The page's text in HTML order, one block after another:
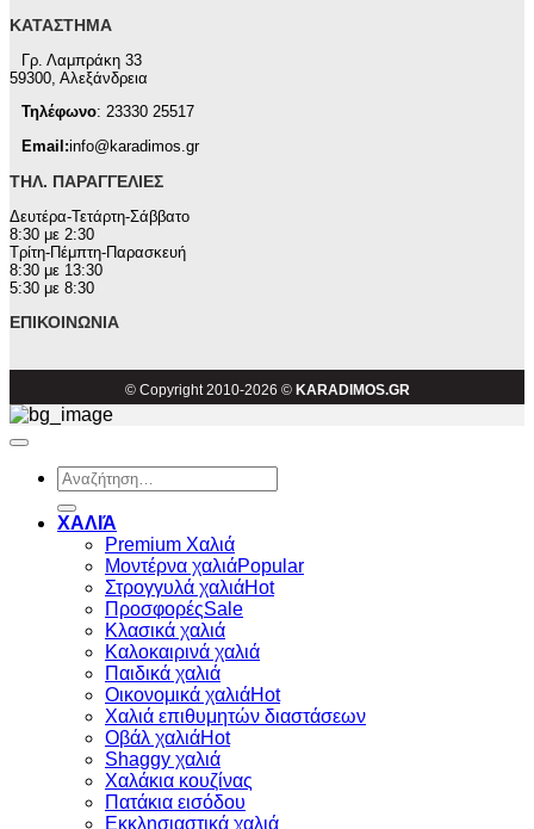
ΚΑΤΆΣΤΗΜΑ
Γρ. Λαμπράκη 33
59300, Αλεξάνδρεια
Τηλέφωνο: 23330 25517
Email:info@karadimos.gr
ΤΗΛ. ΠΑΡΑΓΓΕΛΊΕΣ
Δευτέρα-Τετάρτη-Σάββατο
8:30 με 2:30
Τρίτη-Πέμπτη-Παρασκευή
8:30 με 13:30
5:30 με 8:30
ΕΠΙΚΟΙΝΩΝΊΑ
© Copyright 2010-2026 © KARADIMOS.GR
Αναζήτηση
για:
ΧΑΛΙΆ
Premium Χαλιά
Μοντέρνα χαλιά
Στρογγυλά χαλιά
Προσφορές
Κλασικά χαλιά
Καλοκαιρινά χαλιά
Παιδικά χαλιά
Οικονομικά χαλιά
Χαλιά επιθυμητών διαστάσεων
Οβάλ χαλιά
Shaggy χαλιά
Χαλάκια κουζίνας
Πατάκια εισόδου
Εκκλησιαστικά χαλιά